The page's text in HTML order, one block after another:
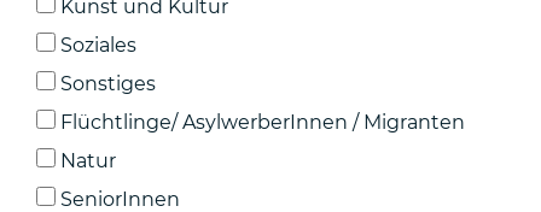
Kunst und Kultur
Soziales
Sonstiges
Flüchtlinge/ AsylwerberInnen / Migranten
Natur
SeniorInnen